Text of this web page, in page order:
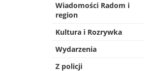
Wiadomości Radom i
region
Kultura i Rozrywka
Wydarzenia
Z policji